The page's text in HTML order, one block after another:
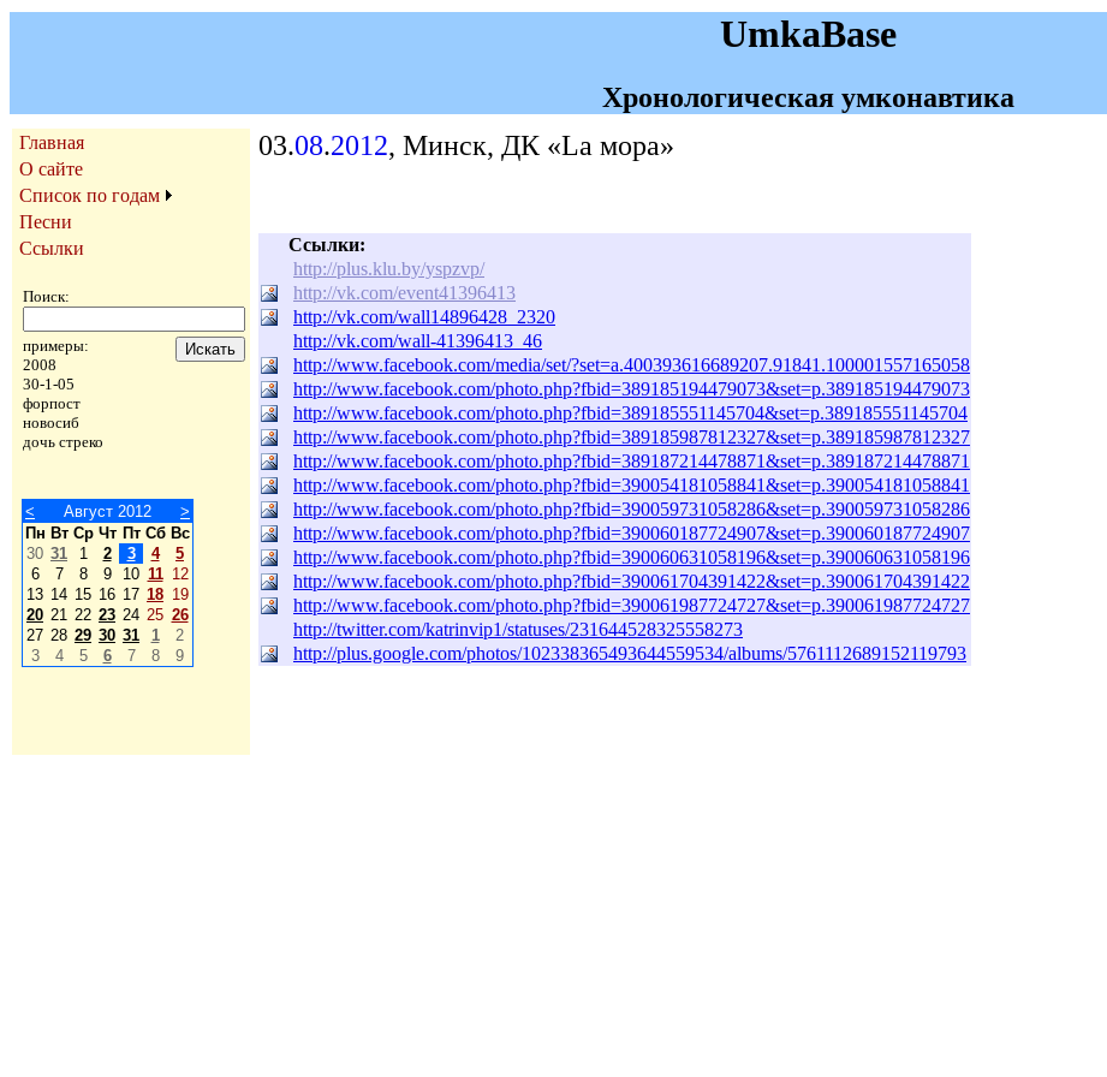
UmkaBase
Хронологическая умконавтика
Главная
О сайте
Список по годам
Песни
Ссылки
Поиск:
примеры:
2008
30-1-05
форпост
новосиб
дочь стреко
< Август 2012
>
Пн Вт Ср Чт Пт Сб Вс
30 31 1 2 3 4
5
6
7 8 9 10 11 12
13 14 15 16 17 18 19
20 21 22 23 24 25 26
27 28 29 30 31 1
2
3
4 5 6 7 8 9
03.08.2012, Минск, ДК «La мора»
Ссылки:
http://plus.klu.by/yspzvp/
http://vk.com/event41396413
http://vk.com/wall14896428_2320
http://vk.com/wall-41396413_46
http://www.facebook.com/media/set/?set=a.400393616689207.91841.100001557165058
http://www.facebook.com/photo.php?fbid=389185194479073&set=p.389185194479073
http://www.facebook.com/photo.php?fbid=389185551145704&set=p.389185551145704
http://www.facebook.com/photo.php?fbid=389185987812327&set=p.389185987812327
http://www.facebook.com/photo.php?fbid=389187214478871&set=p.389187214478871
http://www.facebook.com/photo.php?fbid=390054181058841&set=p.390054181058841
http://www.facebook.com/photo.php?fbid=390059731058286&set=p.390059731058286
http://www.facebook.com/photo.php?fbid=390060187724907&set=p.390060187724907
http://www.facebook.com/photo.php?fbid=390060631058196&set=p.390060631058196
http://www.facebook.com/photo.php?fbid=390061704391422&set=p.390061704391422
http://www.facebook.com/photo.php?fbid=390061987724727&set=p.390061987724727
http://twitter.com/katrinvip1/statuses/231644528325558273
http://plus.google.com/photos/102338365493644559534/albums/5761112689152119793